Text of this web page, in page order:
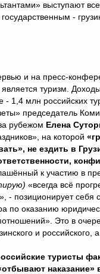
выступают
-
и на пресс-
туризм.
- 1,4 млн российских
председатель
рубежом Елена
на которой
не ездить в
к участию в
«всегда всё
позиционирует себя
по оказанию
Это в
и
туристы